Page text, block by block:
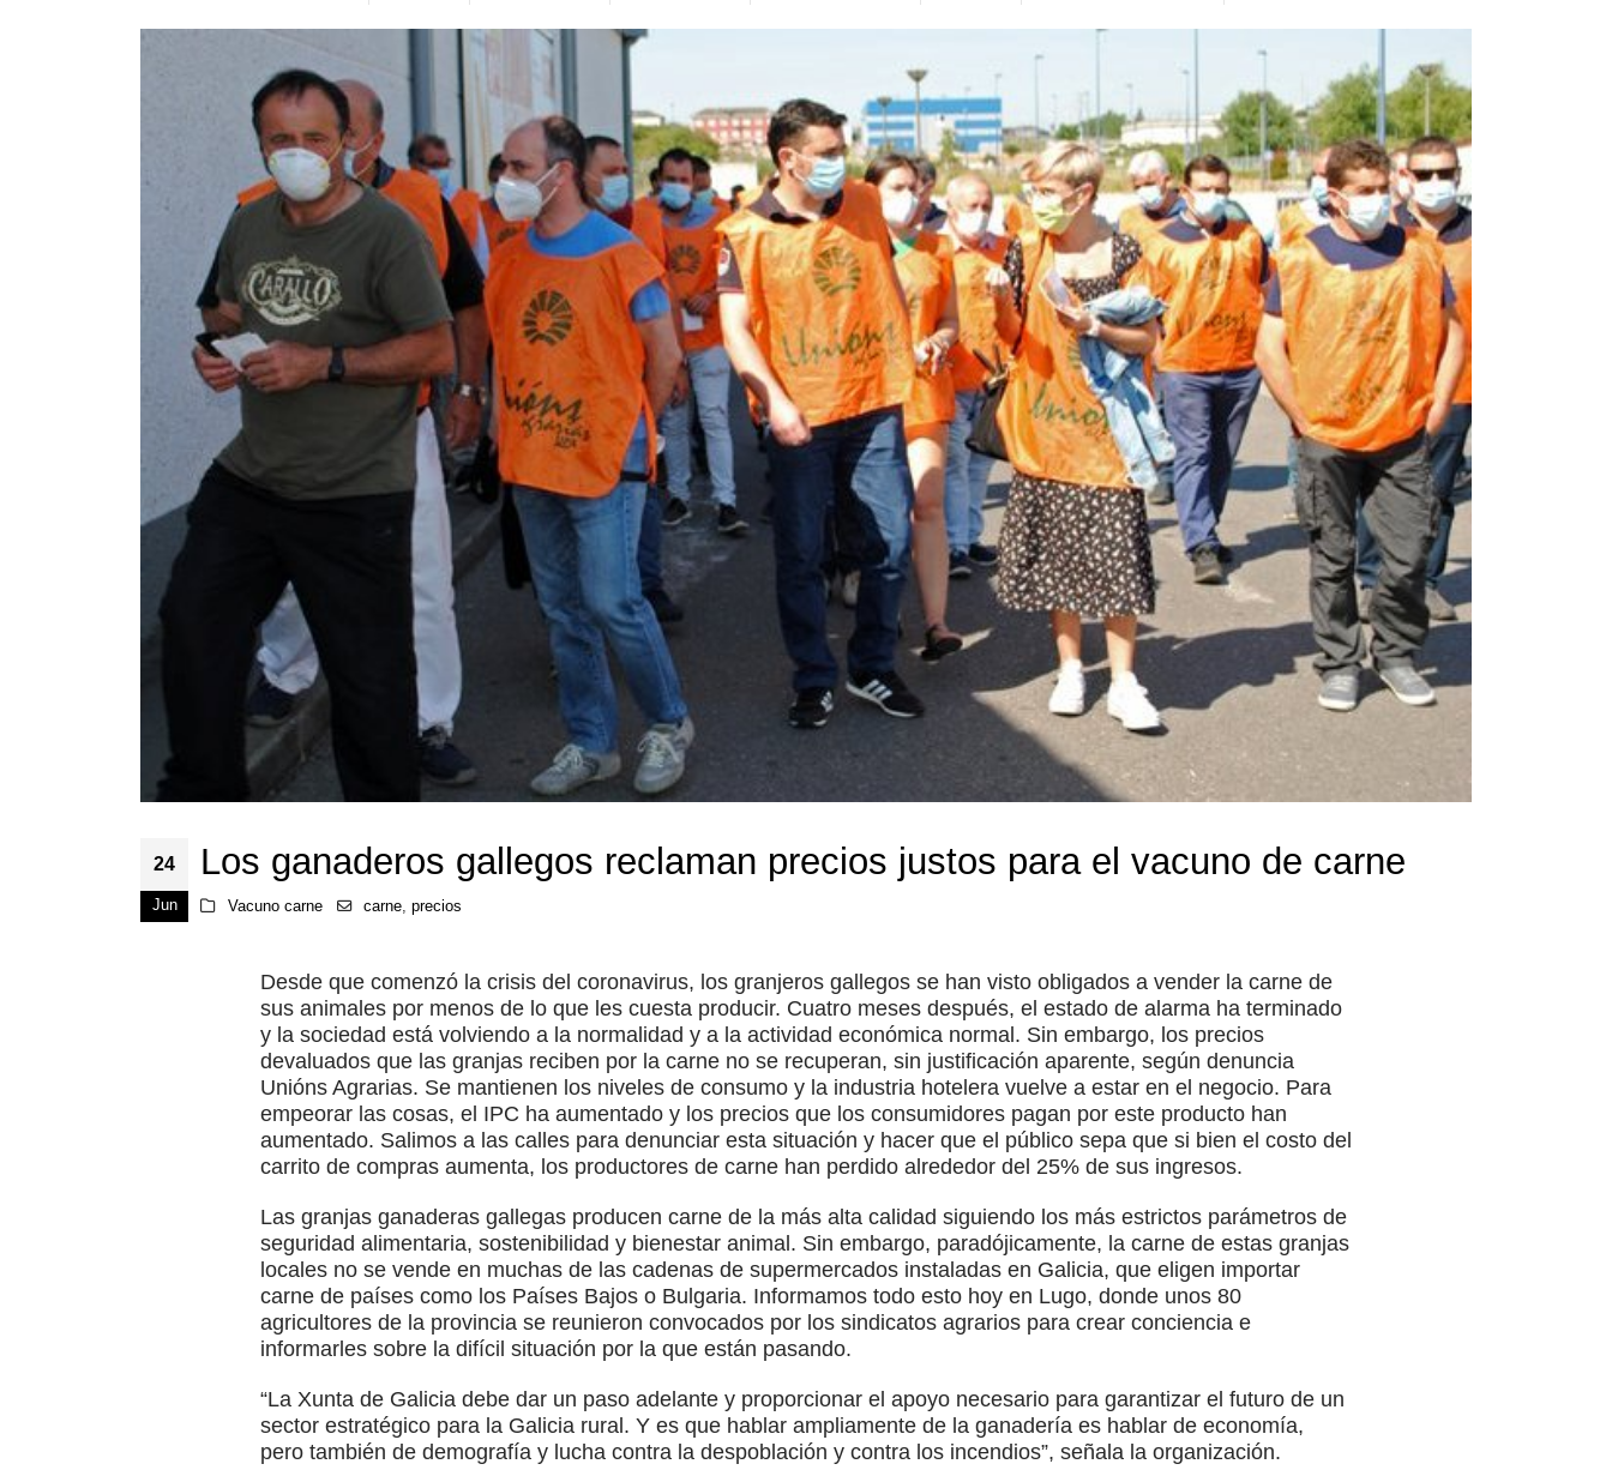
24
Jun
Los ganaderos gallegos reclaman precios justos para el vacuno de carne
Vacuno carne carne ,precios
Desde que comenzó la crisis del coronavirus, los granjeros gallegos se han visto obligados a vender la carne de
sus animales por menos de lo que les cuesta producir. Cuatro meses después, el estado de alarma ha terminado
y la sociedad está volviendo a la normalidad y a la actividad económica normal. Sin embargo, los precios
devaluados que las granjas reciben por la carne no se recuperan, sin justificación aparente, según denuncia
Unións Agrarias. Se mantienen los niveles de consumo y la industria hotelera vuelve a estar en el negocio. Para
empeorar las cosas, el IPC ha aumentado y los precios que los consumidores pagan por este producto han
aumentado. Salimos a las calles para denunciar esta situación y hacer que el público sepa que si bien el costo del
carrito de compras aumenta, los productores de carne han perdido alrededor del 25% de sus ingresos.
Las granjas ganaderas gallegas producen carne de la más alta calidad siguiendo los más estrictos parámetros de
seguridad alimentaria, sostenibilidad y bienestar animal. Sin embargo, paradójicamente, la carne de estas granjas
locales no se vende en muchas de las cadenas de supermercados instaladas en Galicia, que eligen importar
carne de países como los Países Bajos o Bulgaria. Informamos todo esto hoy en Lugo, donde unos 80
agricultores de la provincia se reunieron convocados por los sindicatos agrarios para crear conciencia e
informarles sobre la difícil situación por la que están pasando.
“La Xunta de Galicia debe dar un paso adelante y proporcionar el apoyo necesario para garantizar el futuro de un
sector estratégico para la Galicia rural. Y es que hablar ampliamente de la ganadería es hablar de economía,
pero también de demografía y lucha contra la despoblación y contra los incendios”, señala la organización.